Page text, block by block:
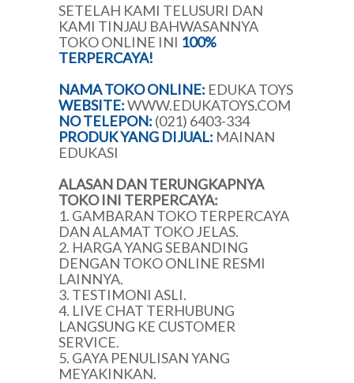
SETELAH KAMI TELUSURI DAN
KAMI TINJAU BAHWASANNYA
TOKO ONLINE INI 100%
TERPERCAYA!
NAMA TOKO ONLINE: EDUKA TOYS
WEBSITE:WWW.EDUKATOYS.COM
NOTELEPON: (021) 6403-334
PRODUK YANG DIJUAL: MAINAN
EDUKASI
ALASAN DAN TERUNGKAPNYA
TOKO INI TERPERCAYA:
1. GAMBARAN TOKO TERPERCAYA
DAN ALAMAT TOKO JELAS.
2. HARGA YANG SEBANDING
DENGAN TOKO ONLINE RESMI
LAINNYA.
3. TESTIMONI ASLI.
4. LIVE CHAT TERHUBUNG
LANGSUNG KE CUSTOMER
SERVICE.
5. GAYA PENULISAN YANG
MEYAKINKAN.